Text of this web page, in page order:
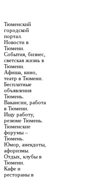
Тюменский
городской
портал.
Новости в
Тюмени.
События, бизнес,
светская жизнь в
Тюмени.
Афиша, кино,
театр в Тюмени.
Бесплатные
объявления
Тюмень.
Вакансии, работа
в Тюмени.
Ищу работу,
резюме Тюмень.
Тюменские
форумы –
Тюмень.
Юмор, анекдоты,
афоризмы.
Отдых, клубы в
Тюмени.
Кафе и
рестораны в